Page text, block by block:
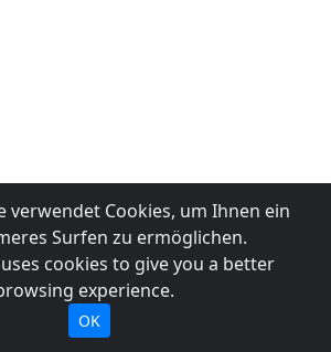
verwendet Cookies, um Ihnen ein
Surfen zu ermöglichen.
cookies to give you a better
experience.
OK